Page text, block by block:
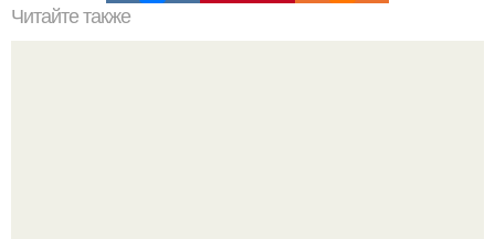
Читайте также